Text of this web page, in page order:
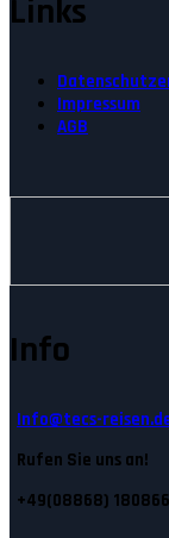
Links
Impressum
AGB
Info
Info@tecs-
Rufen Sie uns an!
+49(08868)